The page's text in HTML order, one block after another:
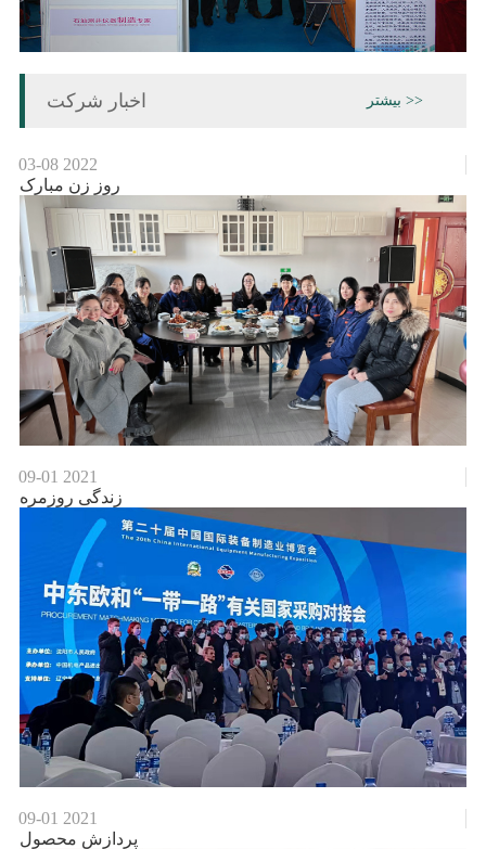
اخبار شرکت بیشتر >>
03-08 2022
روز زن مبارک
09-01 2021
زندگی روزمره
09-01 2021
پردازش محصول